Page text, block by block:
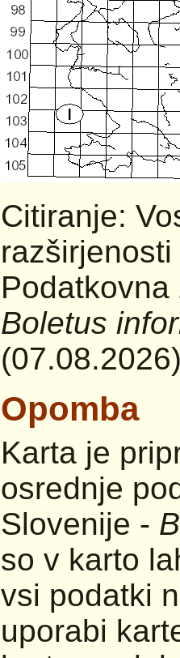
Citiranje:
Boletus
Opomba
Karta je
osrednje
Slovenije -
so v karto
vsi podatki
uporabi